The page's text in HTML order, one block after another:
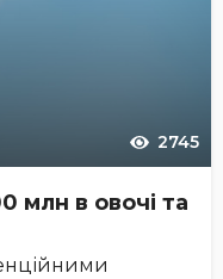
2745
млн в овочі та